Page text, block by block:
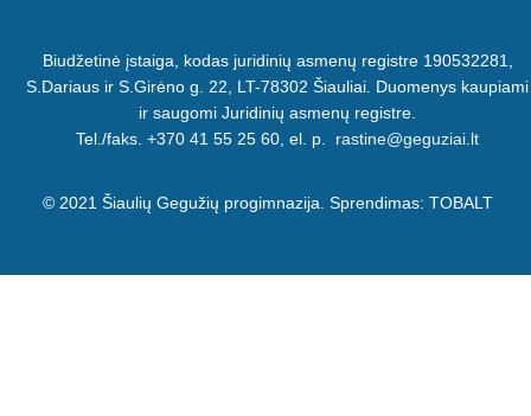
Biudžetinė įstaiga, kodas juridinių asmenų registre 190532281,
S.Dariaus ir S.Girėno g. 22, LT-78302 Šiauliai. Duomenys kaupiami
ir saugomi Juridinių asmenų registre.
Tel./faks. +370 41 55 25 60, el. p. rastine@geguziai.lt
© 2021 Šiaulių Gegužių progimnazija. Sprendimas: TOBALT